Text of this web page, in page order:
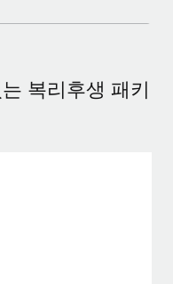
복리후생 패키